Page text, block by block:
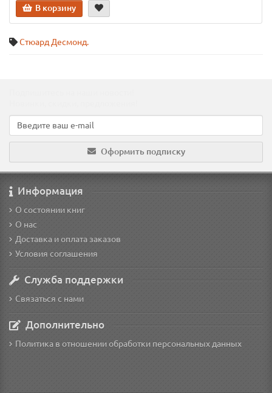
В корзину
Стюард Десмонд.
Оформить подписку
Информация
О состоянии книг
О нас
Доставка и оплата заказов
Условия соглашения
Служба поддержки
Связаться с нами
Дополнительно
Политика в отношении обработки персональных данных